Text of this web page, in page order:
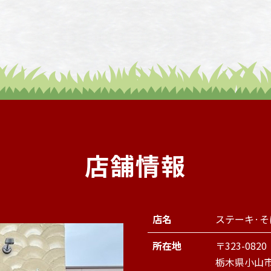
店舗情報
店名
ステーキ·
所在地
〒323-0820
栃木県小山